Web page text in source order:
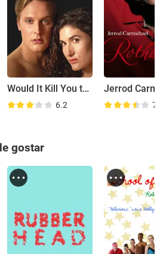
Would It Kill You to Laugh?
6.2 7.9
gostar